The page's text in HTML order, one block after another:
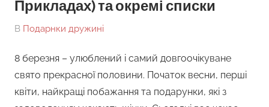
Прикладах) та окремі списки
On
By
В Подарнки дружині
8 березня – улюблений і самий довгоочікуване
свято прекрасної половини. Початок весни, перші
квіти, найкращі побажання та подарунки, які з